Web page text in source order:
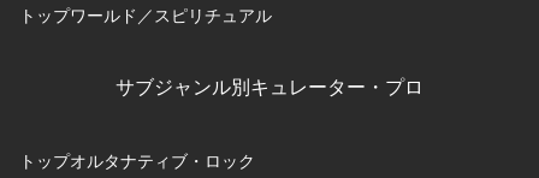
トップワールド／スピリチュアル
サブジャンル別キュレーター・プロ
トップオルタナティブ・ロック